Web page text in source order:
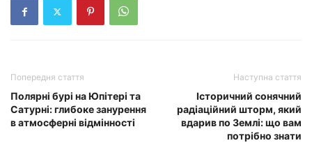
Попередня стаття
Полярні бурі на Юпітері та
Сатурні: глибоке занурення
в атмосферні відмінності
Наступна стаття
Історичний сонячний
радіаційний шторм, який
вдарив по Землі: що вам
потрібно знати